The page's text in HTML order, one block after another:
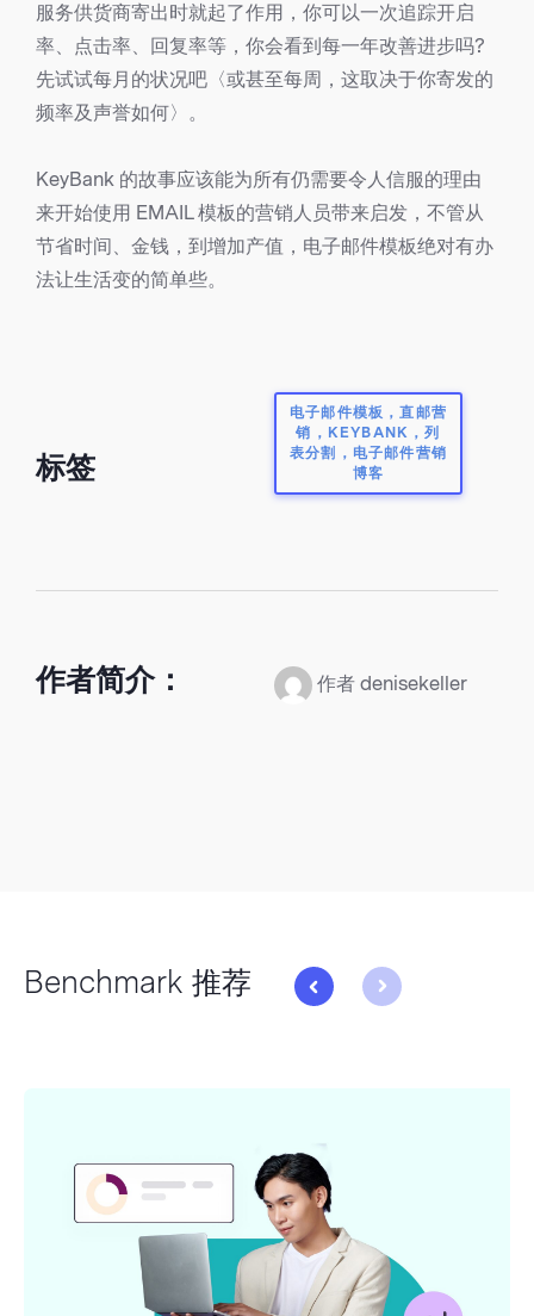
服务供货商寄出时就起了作用，你可以一次追踪开启
率、点击率、回复率等，你会看到每一年改善进步吗?
先试试每月的状况吧〈或甚至每周，这取决于你寄发的
频率及声誉如何〉。
KeyBank 的故事应该能为所有仍需要令人信服的理由
来开始使用 EMAIL 模板的营销人员带来启发，不管从
节省时间、金钱，到增加产值，电子邮件模板绝对有办
法让生活变的简单些。
标签
电子邮件模板，直邮营
销，KEYBANK，列
表分割，电子邮件营销
博客
作者简介： 作者 denisekeller
Benchmark 推荐